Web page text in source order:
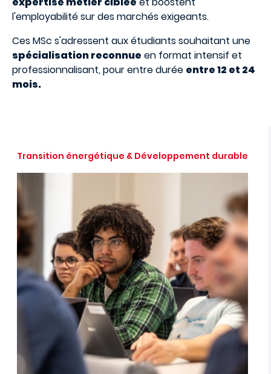
l'employabilité sur des marchés exigeants.
Ces MSc s'adressent aux étudiants souhaitant une
spécialisation reconnue en format intensif et
professionnalisant, pour entre durée entre 12 et 24
mois.
Transition énergétique & Développement durable